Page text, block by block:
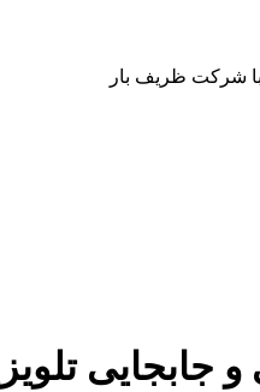
شرکت ظریف بار